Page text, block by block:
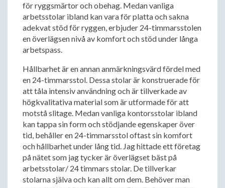
för ryggsmärtor och obehag. Medan vanliga
arbetsstolar ibland kan vara för platta och sakna
adekvat stöd för ryggen, erbjuder 24-timmarsstolen
en överlägsen nivå av komfort och stöd under långa
arbetspass.
Hållbarhet är en annan anmärkningsvärd fördel med
en 24-timmarsstol. Dessa stolar är konstruerade för
att tåla intensiv användning och är tillverkade av
högkvalitativa material som är utformade för att
motstå slitage. Medan vanliga kontorsstolar ibland
kan tappa sin form och stödjande egenskaper över
tid, behåller en 24-timmarsstol oftast sin komfort
och hållbarhet under lång tid. Jag hittade ett företag
på nätet som jag tycker är överlägset bäst på
arbetsstolar/ 24 timmars stolar. De tillverkar
stolarna själva och kan allt om dem. Behöver man